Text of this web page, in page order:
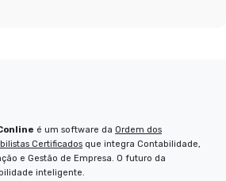
é um software da Ordem dos
Certificados que integra Contabilidade,
e Gestão de Empresa. O futuro da
inteligente.